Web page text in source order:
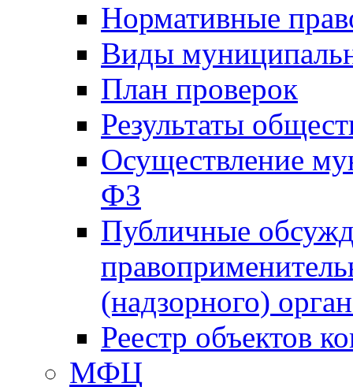
Нормативные
Виды
План проверок
Результаты
Осуществление
ФЗ
Публичные
(надзорного)
Реестр объектов
МФЦ